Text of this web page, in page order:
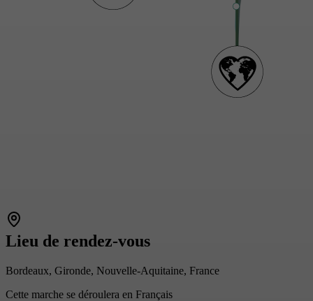
Lieu de rendez-vous
Bordeaux, Gironde, Nouvelle-Aquitaine, France
Cette marche se déroulera en Français